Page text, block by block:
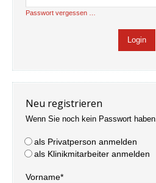
Passwort vergessen …
Neu registrieren
Wenn Sie noch kein Passwort haben.
als Privatperson anmelden
als Klinikmitarbeiter anmelden
Vorname*